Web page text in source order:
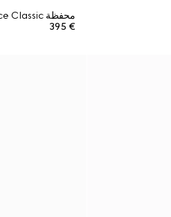
محفظة Gucci Essence Classic ثنائية الطيّات
€ 395